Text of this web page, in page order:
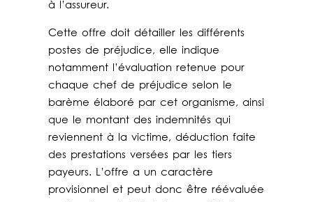
à l’assureur.
Cette offre doit détailler les différents
postes de préjudice, elle indique
notamment l’évaluation retenue pour
chaque chef de préjudice selon le
barème élaboré par cet organisme, ainsi
que le montant des indemnités qui
reviennent à la victime, déduction faite
des prestations versées par les tiers
payeurs. L’offre a un caractère
provisionnel et peut donc être réévaluée